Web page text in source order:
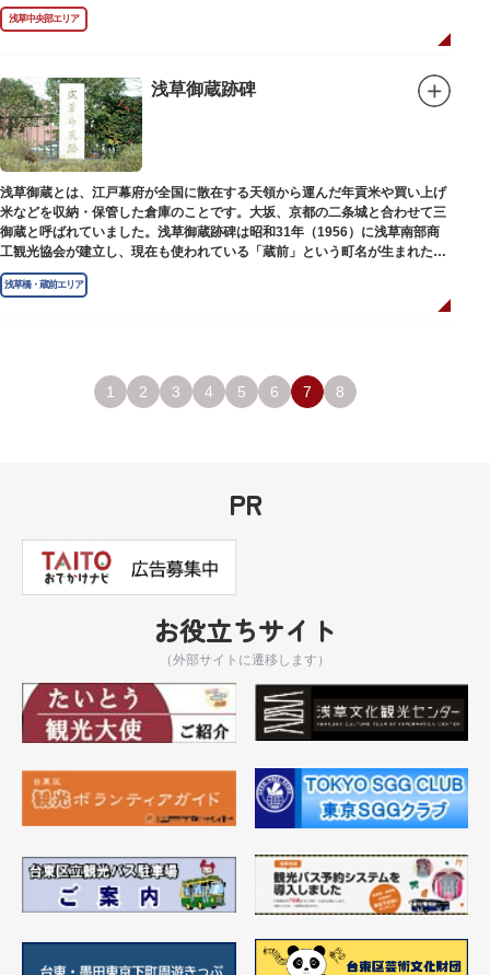
浅草中央部エリア
浅草御蔵跡碑
浅草御蔵とは、江戸幕府が全国に散在する天領から運んだ年貢米や買い上げ
米などを収納・保管した倉庫のことです。大坂、京都の二条城と合わせて三
御蔵と呼ばれていました。浅草御蔵跡碑は昭和31年（1956）に浅草南部商
工観光協会が建立し、現在も使われている「蔵前」という町名が生まれたの
は昭和9年（1934）のことです。
浅草橋・蔵前エリア
1 2 3 4 5 6 7 8
PR
お役立ちサイト
（外部サイトに遷移します）